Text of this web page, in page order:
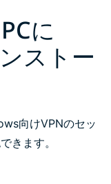
に
ストー
向けVPNのセッ
きます。